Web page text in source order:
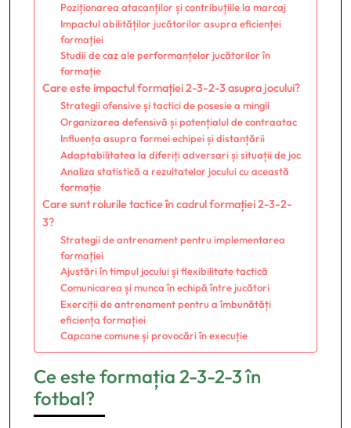
Poziționarea atacanților și contribuțiile la marcaj
Impactul abilităților jucătorilor asupra eficienței
formației
Studii de caz ale performanțelor jucătorilor în
formație
Care este impactul formației 2-3-2-3 asupra jocului?
Strategii ofensive și tactici de posesie a mingii
Organizarea defensivă și potențialul de contraatac
Influența asupra formei echipei și distanțării
Adaptabilitatea la diferiți adversari și situații de joc
Analiza statistică a rezultatelor jocului cu această
formație
Care sunt rolurile tactice în cadrul formației 2-3-2-
3?
Strategii de antrenament pentru implementarea
formației
Ajustări în timpul jocului și flexibilitate tactică
Comunicarea și munca în echipă între jucători
Exerciții de antrenament pentru a îmbunătăți
eficiența formației
Capcane comune și provocări în execuție
Ce este formația 2-3-2-3 în
fotbal?